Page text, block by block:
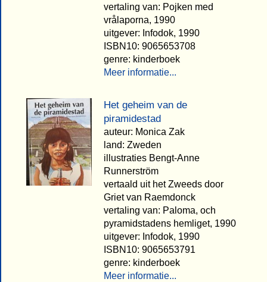
vertaling van: Pojken med
vrålaporna, 1990
uitgever: Infodok, 1990
ISBN10: 9065653708
genre: kinderboek
Meer informatie...
Het geheim van de
piramidestad
auteur: Monica Zak
land: Zweden
illustraties Bengt-Anne
Runnerström
vertaald uit het Zweeds door
Griet van Raemdonck
vertaling van: Paloma, och
pyramidstadens hemliget, 1990
uitgever: Infodok, 1990
ISBN10: 9065653791
genre: kinderboek
Meer informatie...